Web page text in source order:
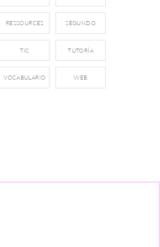
RESSOURCES SEGUNDO
TIC TUTORÍA
VOCABULARIO WEB